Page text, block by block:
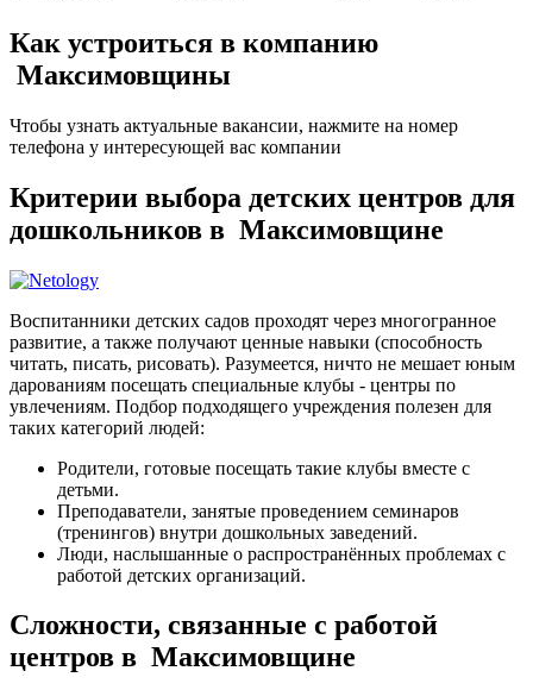
Как устроиться в компанию
Максимовщины
Чтобы узнать актуальные вакансии, нажмите на номер
телефона у интересующей вас компании
Критерии выбора детских центров для
дошкольников в Максимовщине
Воспитанники детских садов проходят через многогранное
развитие, а также получают ценные навыки (способность
читать, писать, рисовать). Разумеется, ничто не мешает юным
дарованиям посещать специальные клубы - центры по
увлечениям. Подбор подходящего учреждения полезен для
таких категорий людей:
Родители, готовые посещать такие клубы вместе с
детьми.
Преподаватели, занятые проведением семинаров
(тренингов) внутри дошкольных заведений.
Люди, наслышанные о распространённых проблемах с
работой детских организаций.
Сложности, связанные с работой
центров в Максимовщине